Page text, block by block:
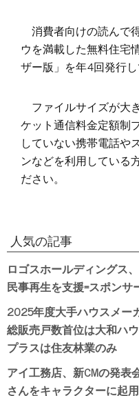
消費者向けの読んで
ウを満載した無料住宅
ザー版」を年4回発行し
ファイルサイズが大
ケット通信料金定額制
していない携帯電話や
ンなどを利用している
ださい。
人気の記事
ロゴスホールディングス
民事再生を支援=スポンサ
2025年度大手ハウスメー
総販売戸数首位は大和ハ
プラスは住友林業のみ
アイ工務店、新CMの発表
さんをキャラクターに起用